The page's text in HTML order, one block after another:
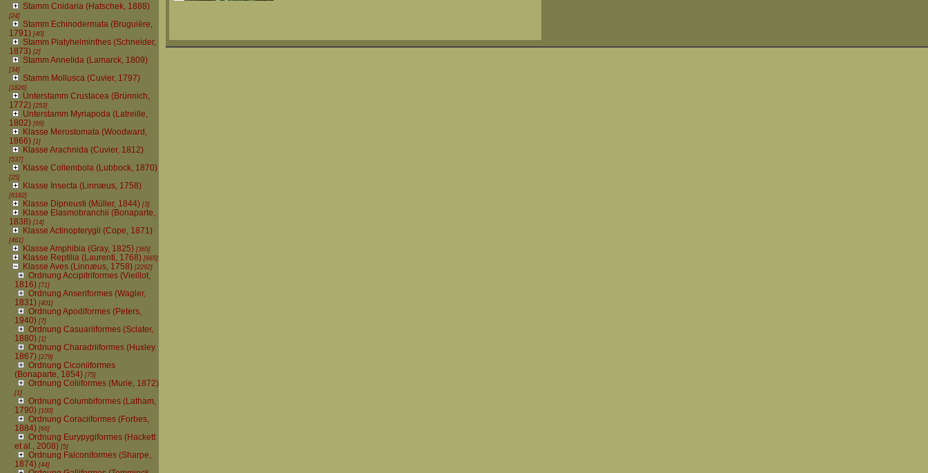
Stamm Cnidaria (Hatschek, 1888)
[24]
Stamm Echinodermata (Bruguière,
1791)[40]
Stamm Platyhelminthes (Schneider,
1873)[2]
Stamm Annelida (Lamarck, 1809)
[34]
Stamm Mollusca (Cuvier, 1797)
[1826]
Unterstamm Crustacea (Brünnich,
1772)[253]
Unterstamm Myriapoda (Latreille,
1802)[69]
Klasse Merostomata (Woodward,
1866)[1]
Klasse Arachnida (Cuvier, 1812)
[537]
Klasse Collembola (Lubbock, 1870)
[25]
Klasse Insecta (Linnæus, 1758)
[8182]
Klasse Dipneusti (Müller, 1844)[3]
Klasse Elasmobranchii (Bonaparte,
1838)[14]
Klasse Actinopterygii (Cope, 1871)
[461]
Klasse Amphibia (Gray, 1825)[365]
Klasse Reptilia (Laurenti, 1768)[665]
Klasse Aves (Linnæus, 1758)[2292]
Ordnung Accipitriformes (Vieillot,
1816)[71]
Ordnung Anseriformes (Wagler,
1831)[401]
Ordnung Apodiformes (Peters,
1940)[7]
Ordnung Casuariiformes (Sclater,
1880)[1]
Ordnung Charadriiformes (Huxley
1867)[279]
Ordnung Ciconiiformes
(Bonaparte, 1854)[75]
Ordnung Coliiformes (Murie, 1872)
[1]
Ordnung Columbiformes (Latham,
1790)[100]
Ordnung Coraciiformes (Forbes,
1884)[66]
Ordnung Eurypygiformes (Hackett
et al., 2008)[5]
Ordnung Falconiformes (Sharpe,
1874)[44]